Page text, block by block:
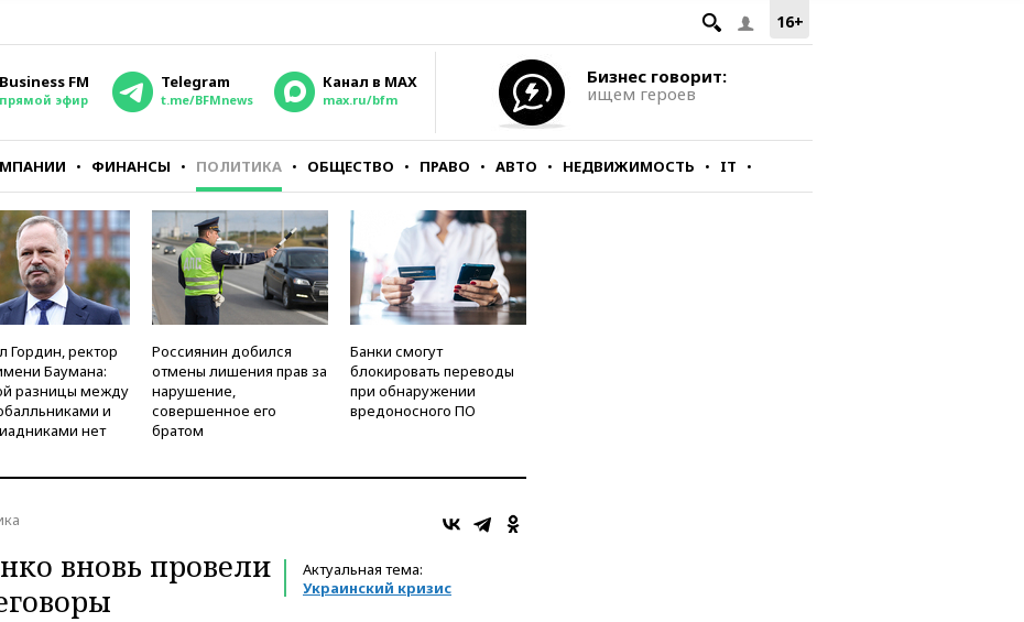
16+
Business FM
прямой эфир
Telegram
t.me/BFMnews
Канал в MAX
max.ru/bfm
Бизнес говорит:
ищем героев
ФИНАНСЫ ПОЛИТИКА ОБЩЕСТВО ПРАВО АВТО НЕДВИЖИМОСТЬ IT
Гордин, ректор
Баумана:
разницы между
и
нет
Россиянин добился
отмены лишения прав за
нарушение,
совершенное его
братом
Банки смогут
блокировать переводы
при обнаружении
вредоносного ПО
Актуальная тема:
Украинский кризис
вновь провели